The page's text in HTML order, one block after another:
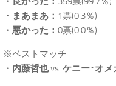
・ まあまあ： 1票(0.3％)
・ 悪かった： 0票(0.0％)
※ベストマッチ
・ 内藤哲也vs. ケニー･オメ